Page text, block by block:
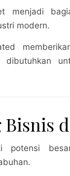
menjadi
modern.
dibutuhkan
Bisnis
potensi